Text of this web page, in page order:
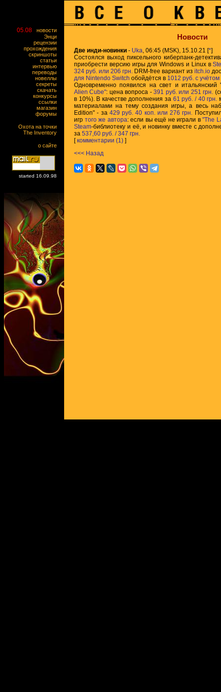
05.08
новости
Энци
рецензии
прохождения
скриншоты
статьи
интервью
переводы
новеллы
секреты
скачать
конкурсы
ссылки
магазин
форумы
Охота на точки
The Inventory
о сайте
started 16.09.98
Новости
Две инди-новинки - Uka, 06:45 (MSK), 15.10.21 [*]
Состоялся выход пиксельного киберпанк-
приобрести версию игры для Windows и Linux в
324 руб. или 206 грн. DRM-free вариант из itch.io
для Nintendo Switch обойдётся в 1012 руб. с учётом
Одновременно появился на свет и итальянский
Alien Cube": цена вопроса -391 руб. или 251 грн.
в 10%). В качестве дополнения за 61 руб. / 40 грн.
материалами на тему создания игры, а весь
Edition" - за 429 руб. 40 коп. или 276 грн.
игр того же автора: если вы ещё не играли в"The
Steam-библиотеку и её, и новинку вместе с
за 537,60 руб. / 347 грн.
[комментарии (1) ]
<<< Назад